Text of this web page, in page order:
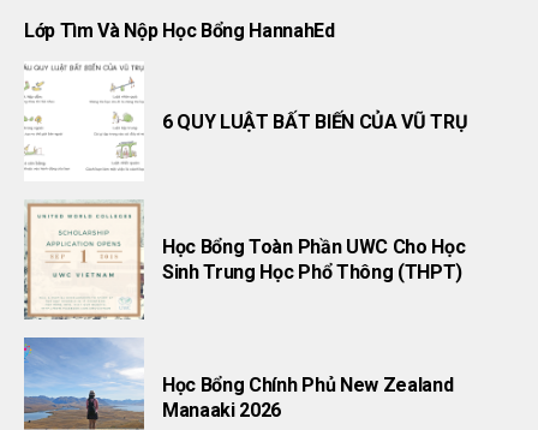
Lớp Tìm Và Nộp Học Bổng HannahEd
6 QUY LUẬT BẤT BIẾN CỦA VŨ TRỤ
Học Bổng Toàn Phần UWC Cho Học
Sinh Trung Học Phổ Thông (THPT)
Học Bổng Chính Phủ New Zealand
Manaaki 2026